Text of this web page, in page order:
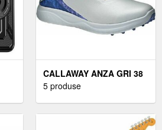
CALLAWAY ANZA GRI 38
PANTOFI DE GOLF
5 produse